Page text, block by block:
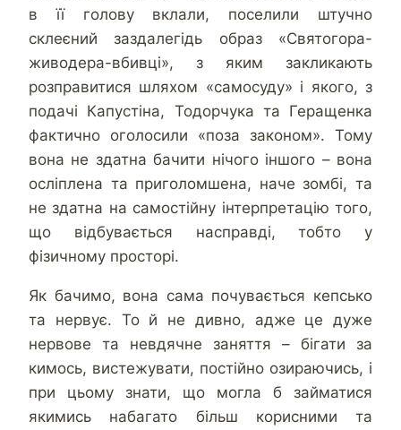
в її голову вклали, поселили штучно
склеєний заздалегідь образ «Святогора-
живодера-вбивці», з яким закликають
розправитися шляхом «самосуду» і якого, з
подачі Капустіна, Тодорчука та Геращенка
фактично оголосили «поза законом». Тому
вона не здатна бачити нічого іншого – вона
осліплена та приголомшена, наче зомбі, та
не здатна на самостійну інтерпретацію того,
що відбувається насправді, тобто у
фізичному просторі.
Як бачимо, вона сама почувається кепсько
та нервує. То й не дивно, адже це дуже
нервове та невдячне заняття – бігати за
кимось, вистежувати, постійно озираючись, і
при цьому знати, що могла б займатися
якимись набагато більш корисними та